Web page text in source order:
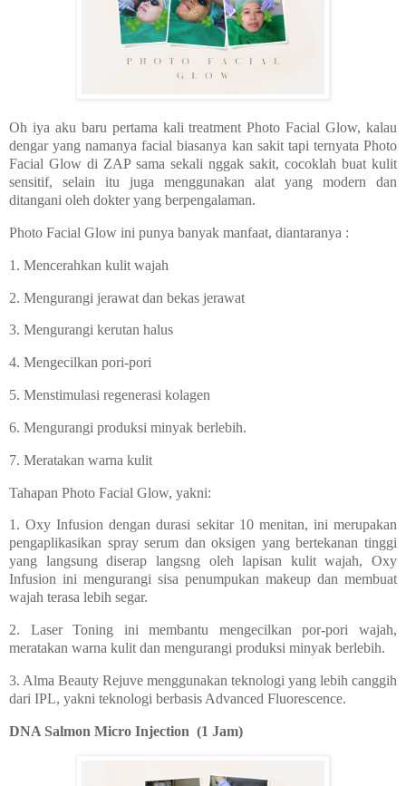
Oh iya aku baru pertama kali treatment Photo Facial Glow, kalau
dengar yang namanya facial biasanya kan sakit tapi ternyata Photo
Facial Glow di ZAP sama sekali nggak sakit, cocoklah buat kulit
sensitif, selain itu juga menggunakan alat yang modern dan
ditangani oleh dokter yang berpengalaman.
Photo Facial Glow ini punya banyak manfaat, diantaranya :
1. Mencerahkan kulit wajah
2. Mengurangi jerawat dan bekas jerawat
3. Mengurangi kerutan halus
4. Mengecilkan pori-pori
5. Menstimulasi regenerasi kolagen
6. Mengurangi produksi minyak berlebih.
7. Meratakan warna kulit
Tahapan Photo Facial Glow, yakni:
1. Oxy Infusion dengan durasi sekitar 10 menitan, ini merupakan
pengaplikasikan spray serum dan oksigen yang bertekanan tinggi
yang langsung diserap langsng oleh lapisan kulit wajah, Oxy
Infusion ini mengurangi sisa penumpukan makeup dan membuat
wajah terasa lebih segar.
2. Laser Toning ini membantu mengecilkan por-pori wajah,
meratakan warna kulit dan mengurangi produksi minyak berlebih.
3. Alma Beauty Rejuve menggunakan teknologi yang lebih canggih
dari IPL, yakni teknologi berbasis Advanced Fluorescence.
DNA Salmon Micro Injection (1 Jam)